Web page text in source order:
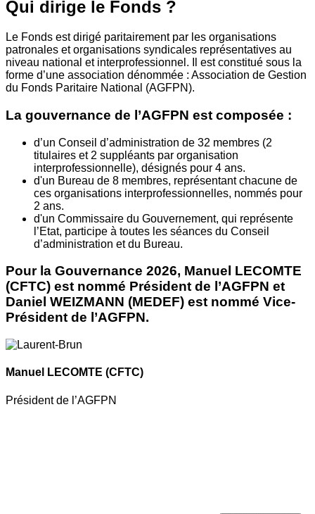
Qui dirige le Fonds ?
Le Fonds est dirigé paritairement par les organisations
patronales et organisations syndicales représentatives au
niveau national et interprofessionnel. Il est constitué sous la
forme d’une association dénommée : Association de Gestion
du Fonds Paritaire National (AGFPN).
La gouvernance de l’AGFPN est composée :
d’un Conseil d’administration de 32 membres (2
titulaires et 2 suppléants par organisation
interprofessionnelle), désignés pour 4 ans.
d'un Bureau de 8 membres, représentant chacune de
ces organisations interprofessionnelles, nommés pour
2 ans.
d'un Commissaire du Gouvernement, qui représente
l’Etat, participe à toutes les séances du Conseil
d’administration et du Bureau.
Pour la Gouvernance 2026, Manuel LECOMTE
(CFTC) est nommé Président de l’AGFPN et
Daniel WEIZMANN (MEDEF) est nommé Vice-
Président de l’AGFPN.
Manuel LECOMTE (CFTC)
Président de l’AGFPN